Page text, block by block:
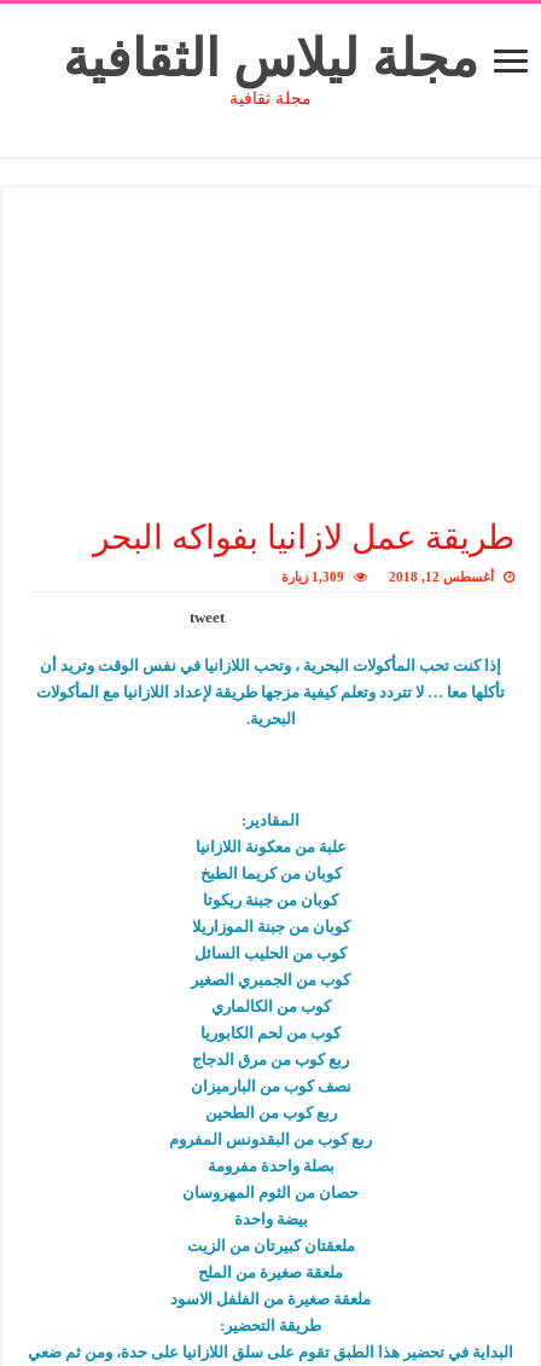
مجلة ليلاس الثقافية
مجلة ثقافية
طريقة عمل لازانيا بفواكه البحر
أغسطس 12, 2018 1,309 زيارة
tweet
إذا كنت تحب المأكولات البحرية ، وتحب اللازانيا في نفس الوقت وتريد أن
تأكلها معا … لا تتردد وتعلم كيفية مزجها طريقة لإعداد اللازانيا مع المأكولات
البحرية.
المقادير:
علبة من معكونة اللازانيا
كوبان من كريما الطبخ
كوبان من جبنة ريكوتا
كوبان من جبنة الموزاريلا
كوب من الحليب السائل
كوب من الجمبري الصغير
كوب من الكالماري
كوب من لحم الكابوريا
ربع كوب من مرق الدجاج
نصف كوب من البارميزان
ربع كوب من الطحين
ربع كوب من البقدونس المفروم
بصلة واحدة مفرومة
حصان من الثوم المهروسان
بيضة واحدة
ملعقتان كبيرتان من الزيت
ملعقة صغيرة من الملح
ملعقة صغيرة من الفلفل الاسود
طريقة التحضير:
البداية في تحضير هذا الطبق تقوم على سلق اللازانيا على حدة، ومن ثم ضعي